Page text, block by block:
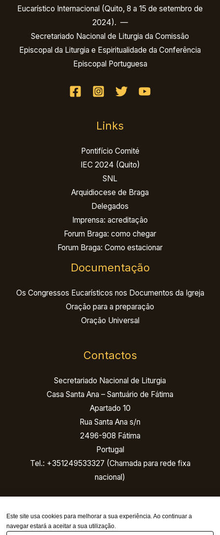
Eucarístico Internacional (Quito, 8 a 15 de setembro de
2024). —
Secretariado Nacional de Liturgia da Comissão
Episcopal da Liturgia e Espiritualidade da Conferência
Episcopal Portuguesa
Links
Pontifício Comité
IEC 2024 (Quito)
SNL
Arquidiocese de Braga
Delegados
Imprensa: acreditação
Forum Braga: como chegar
Forum Braga: Como estacionar
Documentação
Os Congressos Eucarísticos nos Documentos da Igreja
Oração para a preparação
Oração Universal
Contactos
Secretariado Nacional de Liturgia
Casa Santa Ana – Santuário de Fátima
Apartado 10
Rua Santa Ana s/n
2496-908 Fátima
Portugal
Tel.: +351249533327 (Chamada para rede fixa
nacional)
nacional@congressoeucaristico.pt
Este site usa cookies para melhorar a sua experiência. Ao continuar a
navegar estará a aceitar a sua utilização.